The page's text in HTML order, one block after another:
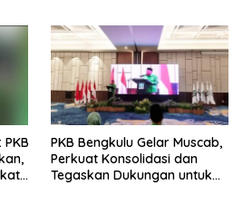
PKB Bengkulu Gelar Muscab,
Perkuat Konsolidasi dan
Tegaskan Dukungan untuk